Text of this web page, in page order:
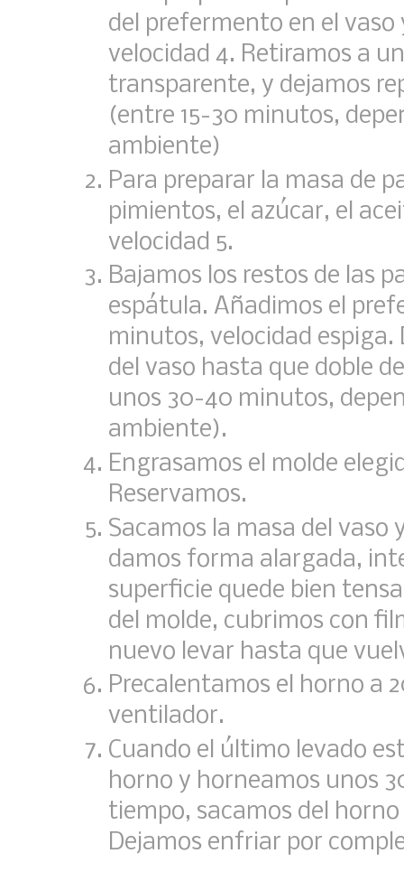
del prefermento en el vaso
velocidad 4. Retiramos a
transparente, y dejamos
(entre 15-30 minutos,
ambiente)
Para preparar la masa de
pimientos, el azúcar, el
velocidad 5.
Bajamos los restos de las
espátula. Añadimos el
minutos, velocidad espiga.
del vaso hasta que doble
unos 30-40 minutos,
ambiente).
Engrasamos el molde
Reservamos.
Sacamos la masa del vaso
damos forma alargada,
superficie quede bien
del molde, cubrimos con
nuevo levar hasta que
Precalentamos el horno a
ventilador.
Cuando el último levado
horno y horneamos unos
tiempo, sacamos del
Dejamos enfriar por